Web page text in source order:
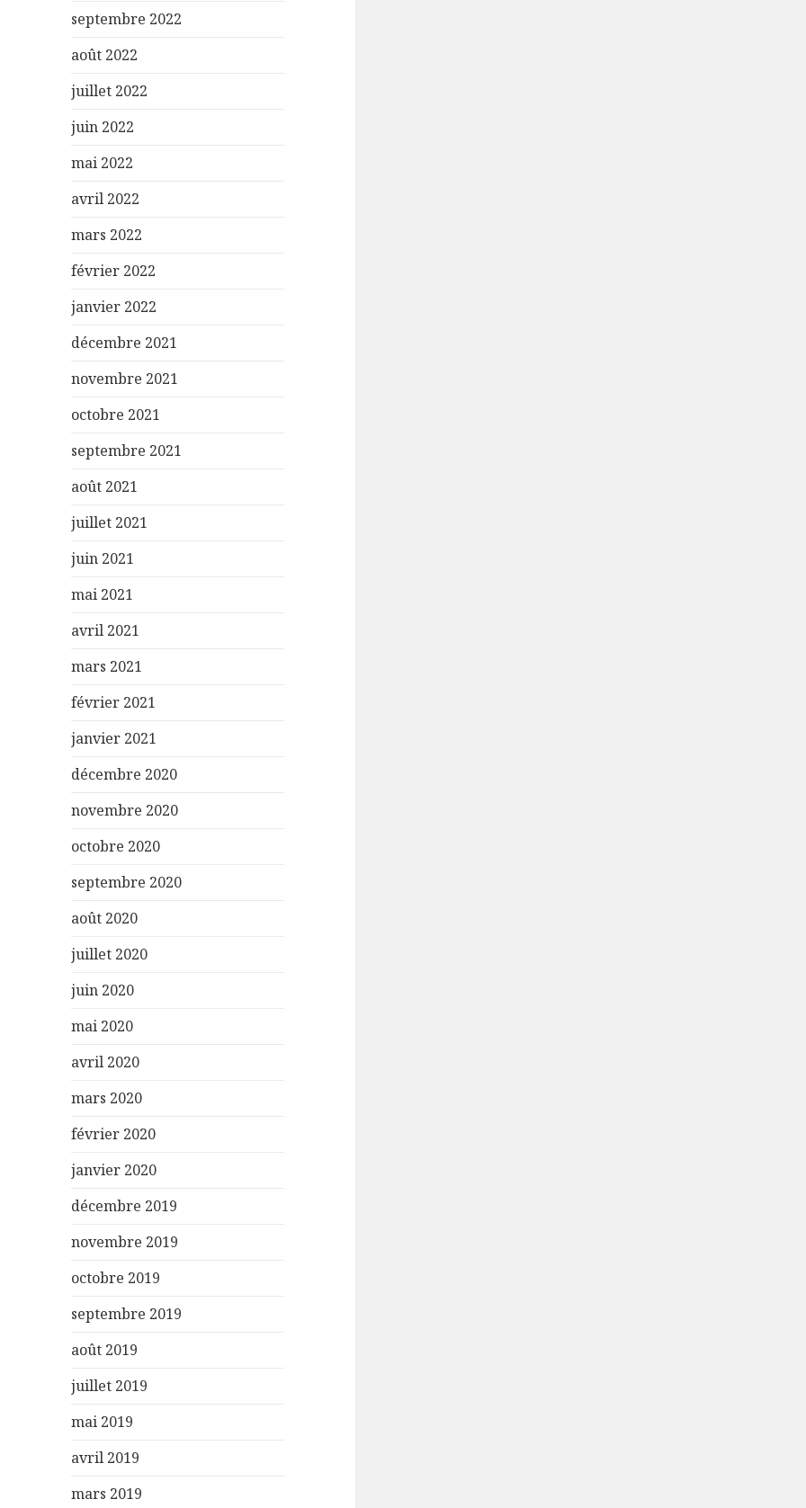
septembre 2022
août 2022
juillet 2022
juin 2022
mai 2022
avril 2022
mars 2022
février 2022
janvier 2022
décembre 2021
novembre 2021
octobre 2021
septembre 2021
août 2021
juillet 2021
juin 2021
mai 2021
avril 2021
mars 2021
février 2021
janvier 2021
décembre 2020
novembre 2020
octobre 2020
septembre 2020
août 2020
juillet 2020
juin 2020
mai 2020
avril 2020
mars 2020
février 2020
janvier 2020
décembre 2019
novembre 2019
octobre 2019
septembre 2019
août 2019
juillet 2019
mai 2019
avril 2019
mars 2019